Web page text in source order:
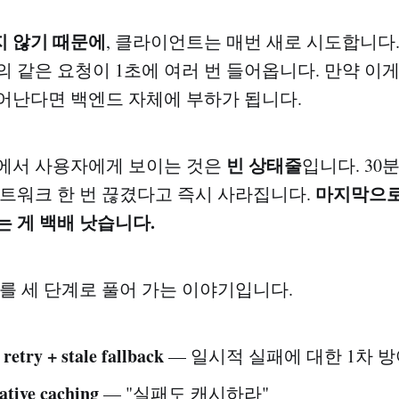
않기 때문에, 클라이언트는 매번 새로 시도합니
같은 요청이 1초에 여러 번 들어옵니다. 만약 이
난다면 백엔드 자체에 부하가 됩니다.
서 사용자에게 보이는 것은 빈 상태줄입니다. 30
워크 한 번 끊겼다고 즉시 사라집니다. 마지막으
게 백배 낫습니다.
세 단계로 풀어 가는 이야기입니다.
retry + stale fallback— 일시적 실패에 대한 1차
caching— "실패도 캐시하라"